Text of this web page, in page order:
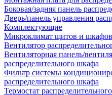
Боковая/задняя панель
Дверь/панель управления
Комплектующие
Микроклимат щитов и шкафов
Вентилятор
Вентиляторная панель/
распределительного шкафа
Фильтр системы
распределительного шкафа
Термостат